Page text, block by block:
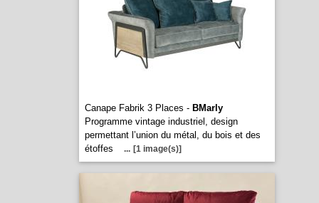
Canape Fabrik 3 Places - BMarly
Programme vintage industriel, design
permettant l’union du métal, du bois et des
étoffes
... [1 image(s)]